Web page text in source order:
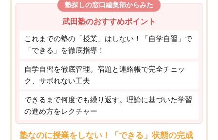
塾探しの窓口編集部からみた
武田塾のおすすめポイント
これまでの塾の「授業」はしない！「自学自習」で
「できる」を徹底指導！
自学自習を徹底管理。宿題と連絡帳で完全チェッ
ク、サボれない工夫
できるまで何度でも繰り返す。理論に基づいた学習
の進め方をレクチャー
塾なのに授業をしない！「できる」状態の完成